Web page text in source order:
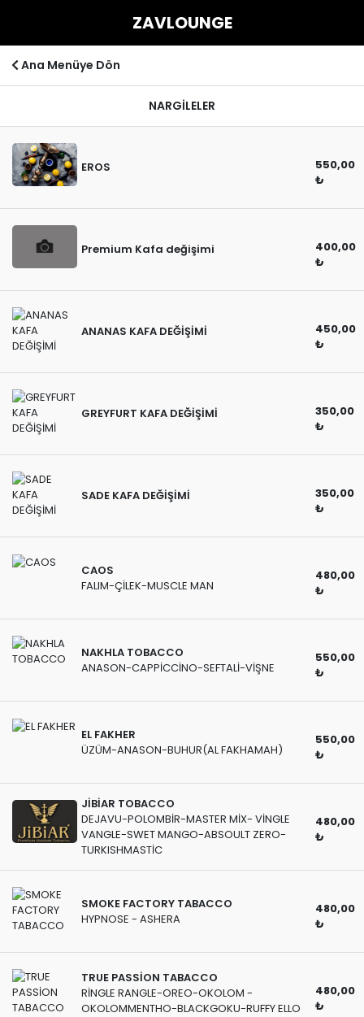
ZAVLOUNGE
Ana Menüye Dön
NARGİLELER
EROS
550,00
₺
Premium Kafa değişimi
400,00
₺
ANANAS KAFA DEĞİŞİMİ
450,00
₺
GREYFURT KAFA DEĞİŞİMİ
350,00
₺
SADE KAFA DEĞİŞİMİ
350,00
₺
CAOS
FALIM-ÇİLEK-MUSCLE MAN
480,00
₺
NAKHLA TOBACCO
ANASON-CAPPİCCİNO-SEFTALİ-VİŞNE
550,00
₺
EL FAKHER
ÜZÜM-ANASON-BUHUR(AL FAKHAMAH)
550,00
₺
JİBİAR TOBACCO
DEJAVU-POLOMBİR-MASTER MİX- VİNGLE
VANGLE-SWET MANGO-ABSOULT ZERO-
TURKISHMASTİC
480,00
₺
SMOKE FACTORY TABACCO
HYPNOSE - ASHERA
480,00
₺
TRUE PASSİON TABACCO
RİNGLE RANGLE-OREO-OKOLOM -
OKOLOMMENTHO-BLACKGOKU-RUFFY ELLO
480,00
₺